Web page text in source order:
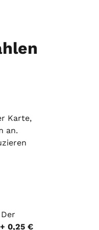
Karte,
an.
0,25 €